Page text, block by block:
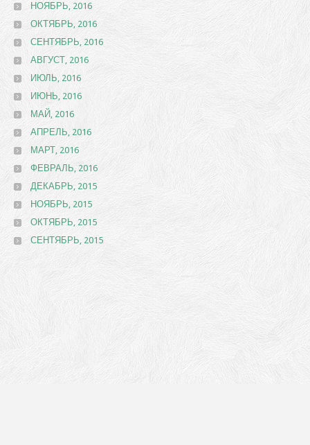
НОЯБРЬ, 2016
ОКТЯБРЬ, 2016
СЕНТЯБРЬ, 2016
АВГУСТ, 2016
ИЮЛЬ, 2016
ИЮНЬ, 2016
МАЙ, 2016
АПРЕЛЬ, 2016
МАРТ, 2016
ФЕВРАЛЬ, 2016
ДЕКАБРЬ, 2015
НОЯБРЬ, 2015
ОКТЯБРЬ, 2015
СЕНТЯБРЬ, 2015